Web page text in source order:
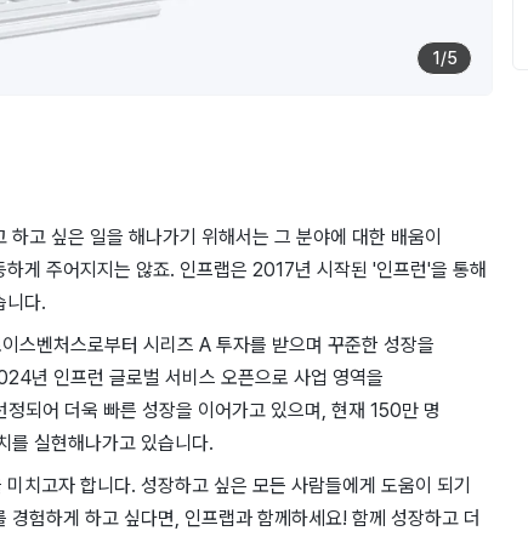
1/5
고 싶은 일을 해나가기 위해서는 그 분야에 대한 배움이
게 주어지지는 않죠. 인프랩은 2017년 시작된 '인프런'을 통해
니다.
스벤처스로부터 시리즈 A 투자를 받으며 꾸준한 성장을
년 인프런 글로벌 서비스 오픈으로 사업 영역을
되어 더욱 빠른 성장을 이어가고 있으며, 현재 150만 명
를 실현해나가고 있습니다.
치고자 합니다. 성장하고 싶은 모든 사람들에게 도움이 되기
험하게 하고 싶다면, 인프랩과 함께하세요! 함께 성장하고 더